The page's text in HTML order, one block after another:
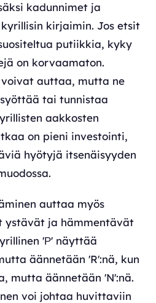
kadunnimet ja
kirjaimin. Jos etsit
putiikkia, kyky
on korvaamaton.
auttaa, mutta ne
tai tunnistaa
aakkosten
on pieni investointi,
hyötyjä itsenäisyyden
auttaa myös
ystävät ja hämmentävät
'Р' näyttää
äännetään 'R':nä, kun
mutta äännetään 'N':nä.
voi johtaa huvittaviin